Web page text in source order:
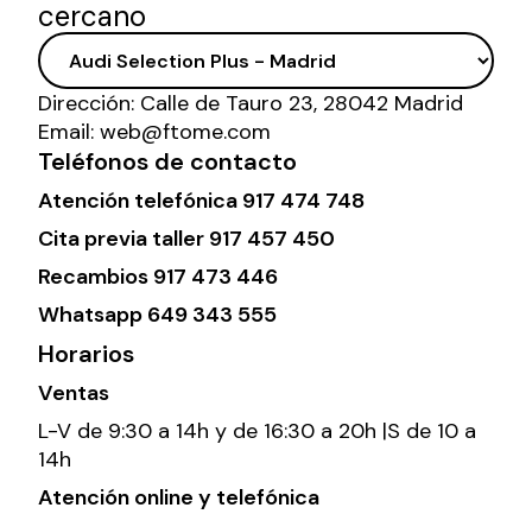
cercano
Dirección: Calle de Tauro 23, 28042 Madrid
Email: web@ftome.com
Teléfonos de contacto
Atención telefónica 917 474 748
Cita previa taller 917 457 450
Recambios 917 473 446
Whatsapp 649 343 555
Horarios
Ventas
L-V de 9:30 a 14h y de 16:30 a 20h |S de 10 a
14h
Atención online y telefónica